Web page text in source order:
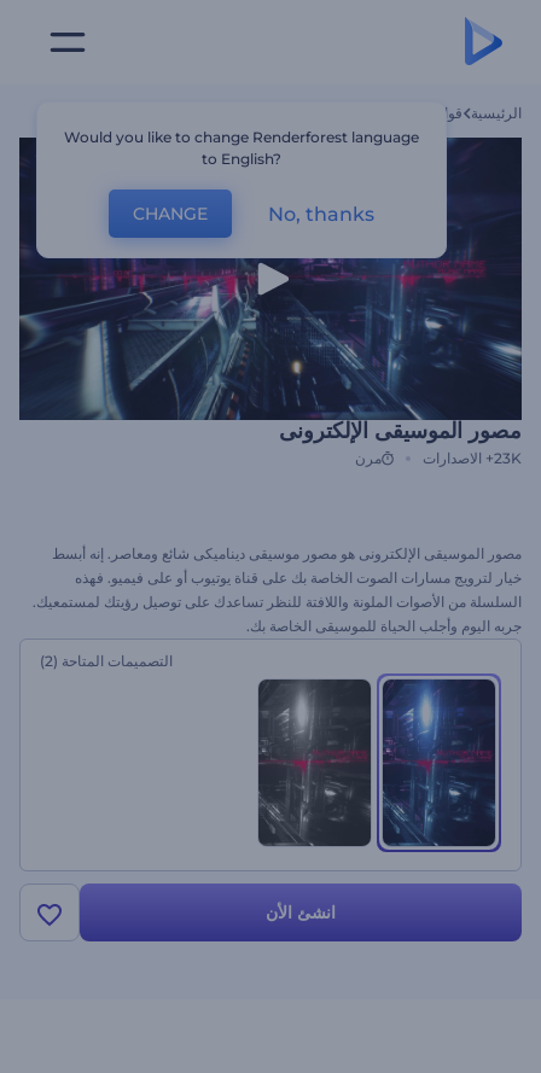
الرئيسية قوالب
مصور الموسيقى الإلكترونى
23K+ الاصدارات مرن
مصور الموسيقى الإلكترونى هو مصور موسيقى ديناميكى شائع ومعاصر. إنه أبسط
خيار لترويج مسارات الصوت الخاصة بك على قناة يوتيوب أو على فيميو. فهذه
السلسلة من الأصوات الملونة واللافتة للنظر تساعدك على توصيل رؤيتك لمستمعيك.
جربه اليوم وأجلب الحياة للموسيقى الخاصة بك.
التصميمات المتاحة (2)
انشئ الأن
Would you like to change Renderforest language
to English?
CHANGE No, thanks